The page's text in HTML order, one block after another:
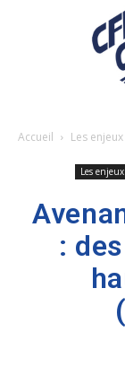
Accueil Les enjeux
Les enjeux
: